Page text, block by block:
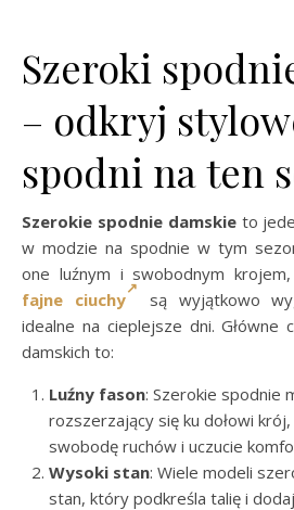
Szeroki
– odkryj
spodni na ten
Szerokie spodnie damskieto
w modzie na spodnie w tym
one luźnym i swobodnym
fajne ciuchy
są wyjątkowo
idealne na cieplejsze dni. Główne
damskich to:
Luźny fason: Szerokie spodnie
rozszerzający się ku dołowi
swobodę ruchów i uczucie
Wysoki stan: Wiele modeli
stan, który podkreśla talię i